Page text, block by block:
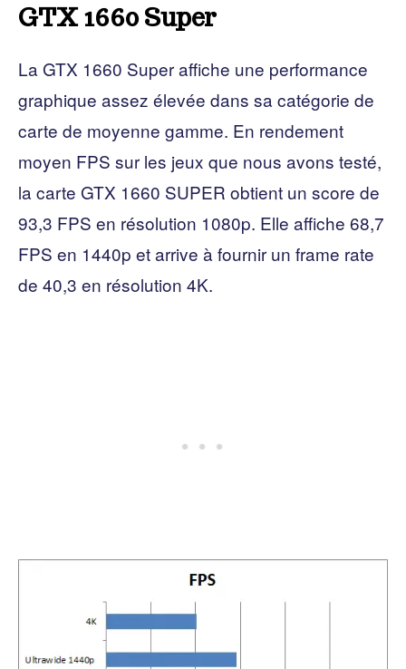
GTX 1660 Super
La GTX 1660 Super affiche une performance
graphique assez élevée dans sa catégorie de
carte de moyenne gamme. En rendement
moyen FPS sur les jeux que nous avons testé,
la carte GTX 1660 SUPER obtient un score de
93,3 FPS en résolution 1080p. Elle affiche 68,7
FPS en 1440p et arrive à fournir un frame rate
de 40,3 en résolution 4K.